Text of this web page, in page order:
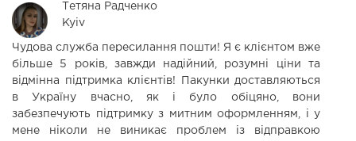
Тетяна Радченко
Kyiv
Чудова служба пересилання пошти! Я є клієнтом вже
більше 5 років, завжди надійний, розумні ціни та
відмінна підтримка клієнтів! Пакунки доставляються
в Україну вчасно, як і було обіцяно, вони
забезпечують підтримку з митним оформленням, і у
мене ніколи не виникає проблем із відправкою